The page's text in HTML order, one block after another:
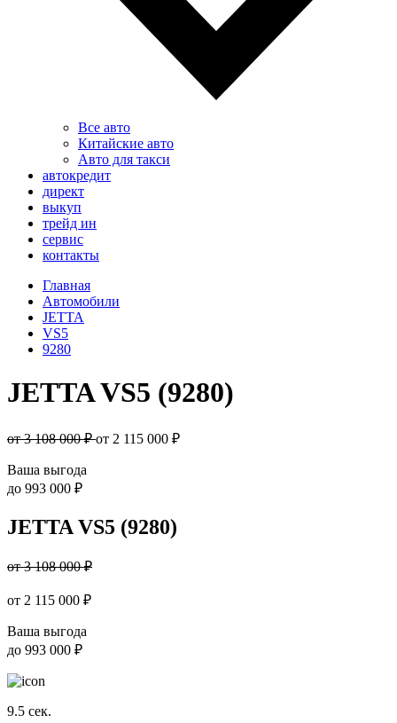
Все авто
Китайские авто
Авто для такси
автокредит
директ
выкуп
трейд ин
сервис
контакты
Главная
Автомобили
JETTA
VS5
9280
JETTA VS5 (9280)
от 3 108 000 ₽от 2 115 000 ₽
Ваша выгода
до 993 000 ₽
JETTA VS5 (9280)
от 3 108 000 ₽
от 2 115 000 ₽
Ваша выгода
до 993 000 ₽
9.5 сек.